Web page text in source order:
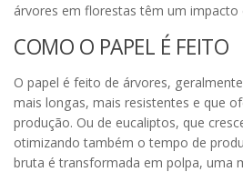
árvores em florestas têm um impacto
COMO O PAPEL É FEITO
O papel é feito de árvores,
mais longas, mais resistentes e que
produção. Ou de eucaliptos, que
otimizando também o tempo de
bruta é transformada em polpa, uma